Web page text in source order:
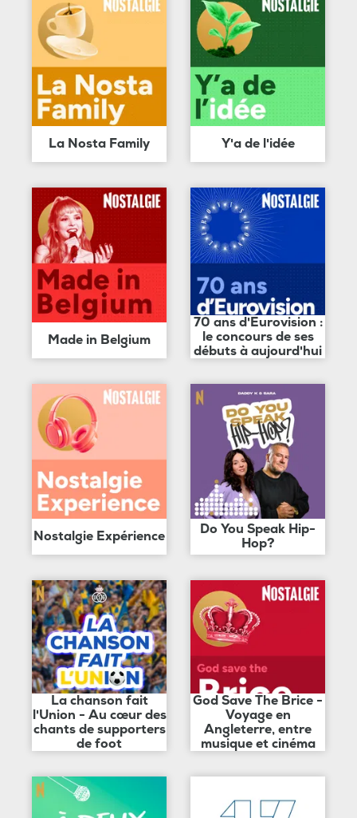
La Nosta Family Y'a de l'idée
Made in Belgium
70 ans d'Eurovision :
le concours de ses
débuts à aujourd'hui
Nostalgie Expérience
Do You Speak Hip-
Hop?
La chanson fait
l'Union - Au cœur des
chants de supporters
de foot
God Save The Brice -
Voyage en
Angleterre, entre
musique et cinéma